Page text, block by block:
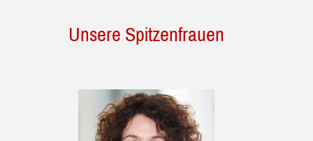
Unsere Spitzenfrauen